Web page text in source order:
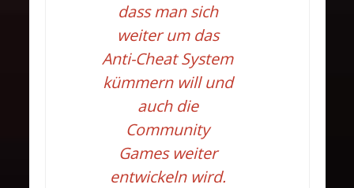
dass man sich
weiter um das
Anti-Cheat System
kümmern will und
auch die
Community
Games weiter
entwickeln wird.